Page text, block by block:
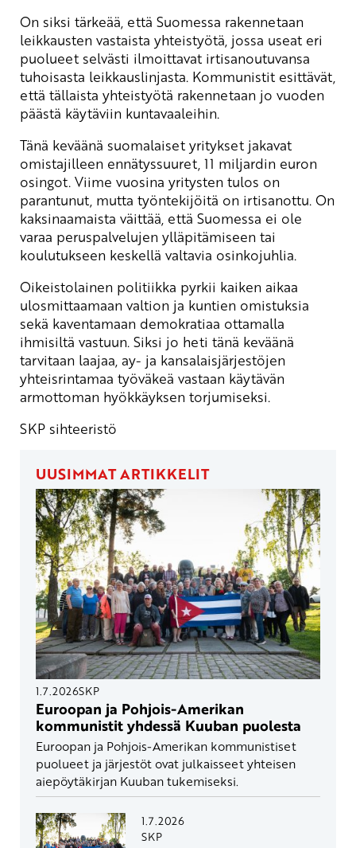
On siksi tärkeää, että Suomessa rakennetaan
leikkausten vastaista yhteistyötä, jossa useat eri
puolueet selvästi ilmoittavat irtisanoutuvansa
tuhoisasta leikkauslinjasta. Kommunistit esittävät,
että tällaista yhteistyötä rakennetaan jo vuoden
päästä käytäviin kuntavaaleihin.
Tänä keväänä suomalaiset yritykset jakavat
omistajilleen ennätyssuuret, 11 miljardin euron
osingot. Viime vuosina yritysten tulos on
parantunut, mutta työntekijöitä on irtisanottu. On
kaksinaamaista väittää, että Suomessa ei ole
varaa peruspalvelujen ylläpitämiseen tai
koulutukseen keskellä valtavia osinkojuhlia.
Oikeistolainen politiikka pyrkii kaiken aikaa
ulosmittaamaan valtion ja kuntien omistuksia
sekä kaventamaan demokratiaa ottamalla
ihmisiltä vastuun. Siksi jo heti tänä keväänä
tarvitaan laajaa, ay- ja kansalaisjärjestöjen
yhteisrintamaa työväkeä vastaan käytävän
armottoman hyökkäyksen torjumiseksi.
SKP sihteeristö
UUSIMMAT ARTIKKELIT
1.7.2026SKP
Euroopan ja Pohjois-Amerikan
kommunistit yhdessä Kuuban puolesta
Euroopan ja Pohjois-Amerikan kommunistiset
puolueet ja järjestöt ovat julkaisseet yhteisen
aiepöytäkirjan Kuuban tukemiseksi.
1.7.2026
SKP